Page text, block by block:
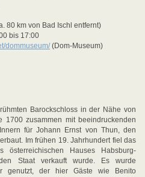
80 km von Bad Ischl entfernt)
bis 17:00
dommuseum/(Dom-Museum)
Barockschloss in der Nähe von
1700 zusammen mit beeindruckenden
für Johann Ernst von Thun, den
Im frühen 19. Jahrhundert fiel das
Hauses Habsburg-
Staat verkauft wurde. Es wurde
genutzt, der hier Gäste wie Benito